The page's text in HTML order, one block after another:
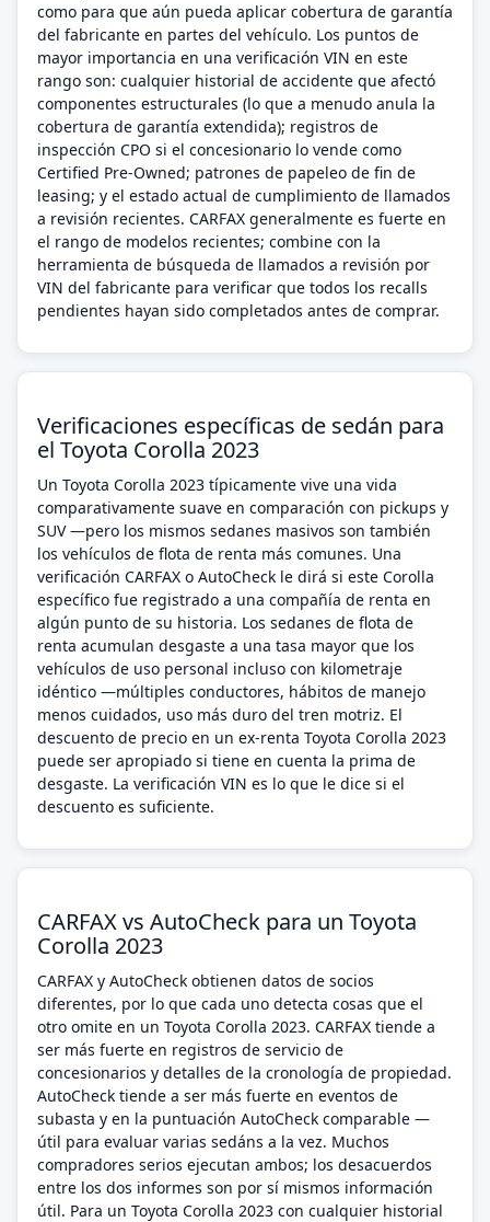
como para que aún pueda aplicar cobertura de garantía
del fabricante en partes del vehículo. Los puntos de
mayor importancia en una verificación VIN en este
rango son: cualquier historial de accidente que afectó
componentes estructurales (lo que a menudo anula la
cobertura de garantía extendida); registros de
inspección CPO si el concesionario lo vende como
Certified Pre-Owned; patrones de papeleo de fin de
leasing; y el estado actual de cumplimiento de llamados
a revisión recientes. CARFAX generalmente es fuerte en
el rango de modelos recientes; combine con la
herramienta de búsqueda de llamados a revisión por
VIN del fabricante para verificar que todos los recalls
pendientes hayan sido completados antes de comprar.
Verificaciones específicas de sedán para
el Toyota Corolla 2023
Un Toyota Corolla 2023 típicamente vive una vida
comparativamente suave en comparación con pickups y
SUV —pero los mismos sedanes masivos son también
los vehículos de flota de renta más comunes. Una
verificación CARFAX o AutoCheck le dirá si este Corolla
específico fue registrado a una compañía de renta en
algún punto de su historia. Los sedanes de flota de
renta acumulan desgaste a una tasa mayor que los
vehículos de uso personal incluso con kilometraje
idéntico —múltiples conductores, hábitos de manejo
menos cuidados, uso más duro del tren motriz. El
descuento de precio en un ex-renta Toyota Corolla 2023
puede ser apropiado si tiene en cuenta la prima de
desgaste. La verificación VIN es lo que le dice si el
descuento es suficiente.
CARFAX vs AutoCheck para un Toyota
Corolla 2023
CARFAX y AutoCheck obtienen datos de socios
diferentes, por lo que cada uno detecta cosas que el
otro omite en un Toyota Corolla 2023. CARFAX tiende a
ser más fuerte en registros de servicio de
concesionarios y detalles de la cronología de propiedad.
AutoCheck tiende a ser más fuerte en eventos de
subasta y en la puntuación AutoCheck comparable —
útil para evaluar varias sedáns a la vez. Muchos
compradores serios ejecutan ambos; los desacuerdos
entre los dos informes son por sí mismos información
útil. Para un Toyota Corolla 2023 con cualquier historial